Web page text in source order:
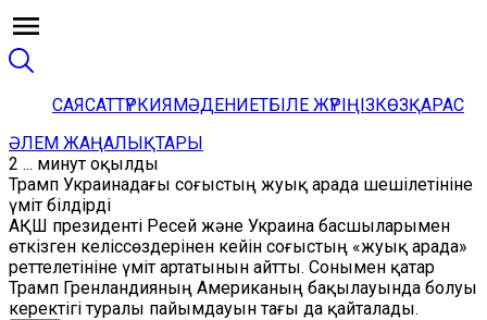
САЯСАТТҮРКИЯМӘДЕНИЕТБІЛЕ ЖҮРІҢІЗКӨЗҚАРАС
ӘЛЕМ ЖАҢАЛЫҚТАРЫ
2 ... минут оқылды
Трамп Украинадағы соғыстың жуық арада шешілетініне
үміт білдірді
АҚШ президенті Ресей және Украина басшыларымен
өткізген келіссөздерінен кейін соғыстың «жуық арада»
реттелетініне үміт артатынын айтты. Сонымен қатар
Трамп Гренландияның Американың бақылауында болуы
керектігі туралы пайымдауын тағы да қайталады.